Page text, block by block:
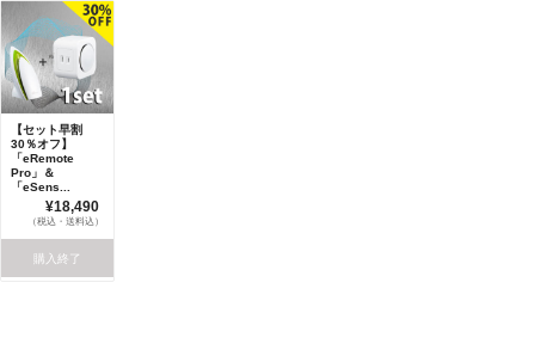
【セット早割
30％オフ】
「eRemote
Pro」＆
「eSens...
¥18,490
（税込・送料込）
購入終了